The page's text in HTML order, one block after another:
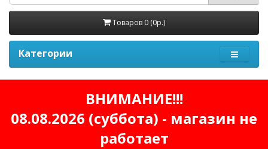
Товаров 0 (0р.)
Категории
ВНИМАНИЕ!!!
08.08.2026 (суббота) - магазин не
работает